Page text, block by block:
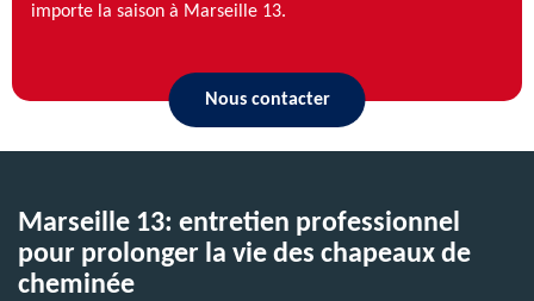
importe la saison à Marseille 13.
Nous contacter
Marseille 13: entretien professionnel
pour prolonger la vie des chapeaux de
cheminée